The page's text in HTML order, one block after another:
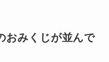
おみくじが並んで